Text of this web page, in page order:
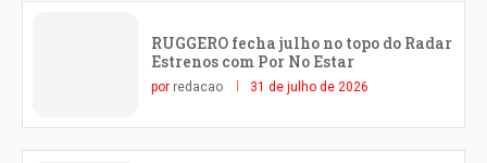
RUGGERO fecha julho no topo do Radar
Estrenos com Por No Estar
por redacao 31 de julho de 2026